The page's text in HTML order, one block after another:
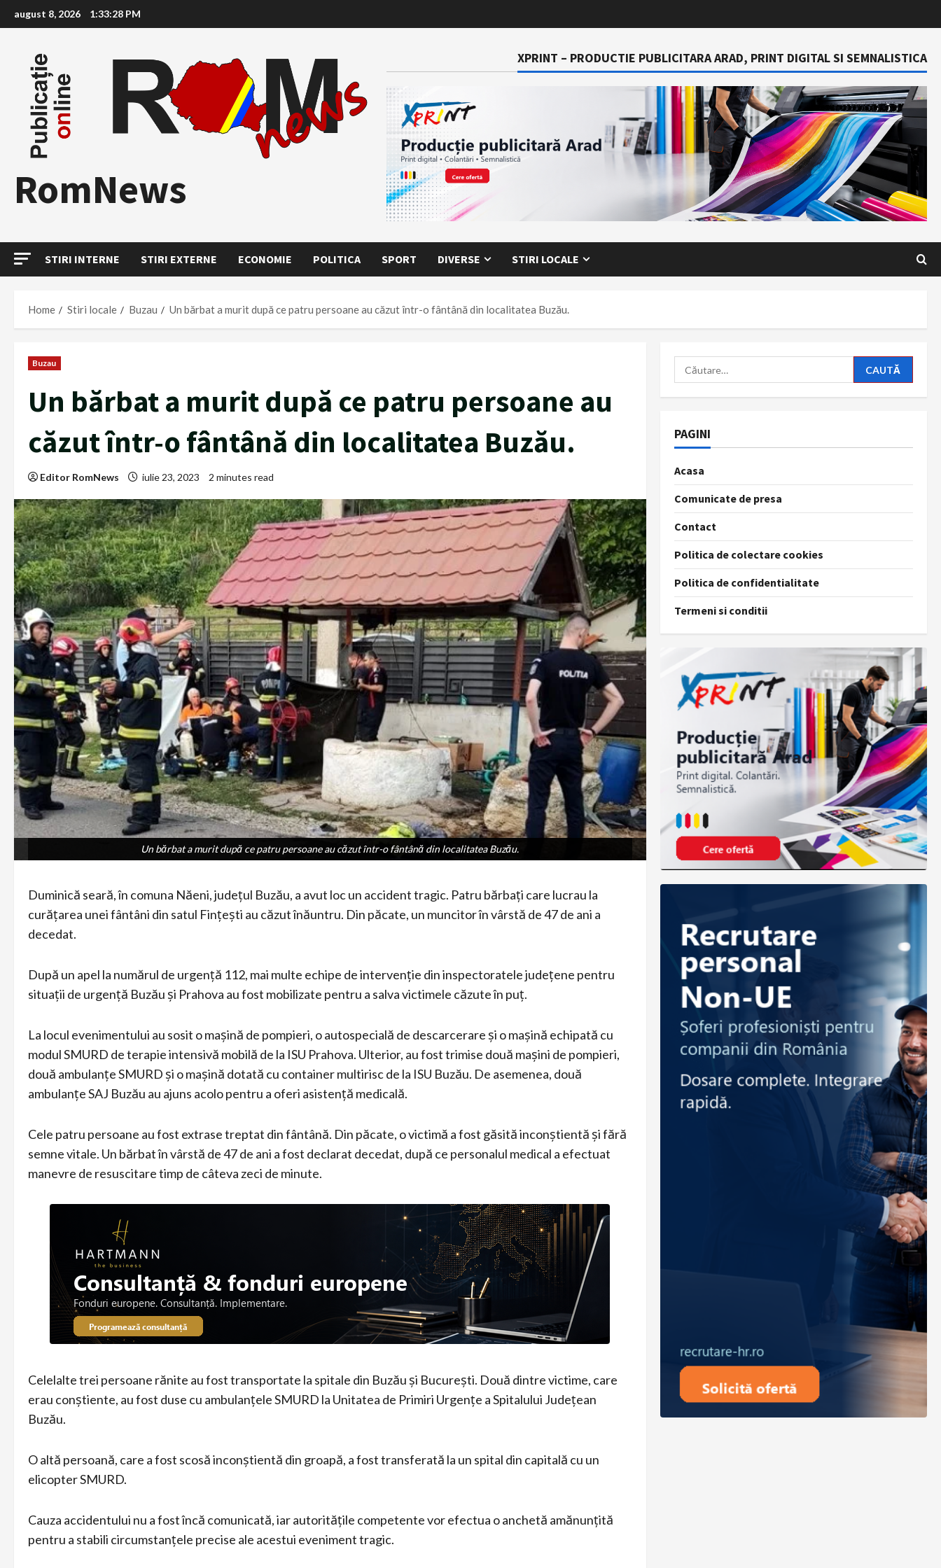
to
august 8, 2026 1:33:30 PM
RomNews
XPRINT – PRODUCTIE PUBLICITARA ARAD, PRINT DIGITAL SI SEMNALISTICA
STIRI INTERNE STIRI EXTERNE ECONOMIE POLITICA SPORT DIVERSE STIRI LOCALE
Home Stiri locale Buzau Un bărbat a murit după ce patru persoane au căzut într-o fântână din localitatea Buzău.
Buzau
Un bărbat a murit după ce patru persoane au
căzut într-o fântână din localitatea Buzău.
Editor RomNews iulie 23, 2023 2 minutes read
Un bărbat a murit după ce patru persoane au căzut într-o fântână din localitatea Buzău.
Un bărbat a murit după ce patru persoane au căzut într-o fântână din localitatea Buzău.
Duminică seară, în comuna Năeni, județul Buzău, a avut loc un accident tragic. Patru bărbați care lucrau la
curățarea unei fântâni din satul Fințești au căzut înăuntru. Din păcate, un muncitor în vârstă de 47 de ani a
decedat.
După un apel la numărul de urgență 112, mai multe echipe de intervenție din inspectoratele județene pentru
situații de urgență Buzău și Prahova au fost mobilizate pentru a salva victimele căzute în puț.
La locul evenimentului au sosit o mașină de pompieri, o autospecială de descarcerare și o mașină echipată cu
modul SMURD de terapie intensivă mobilă de la ISU Prahova. Ulterior, au fost trimise două mașini de pompieri,
două ambulanțe SMURD și o mașină dotată cu container multirisc de la ISU Buzău. De asemenea, două
ambulanțe SAJ Buzău au ajuns acolo pentru a oferi asistență medicală.
Cele patru persoane au fost extrase treptat din fântână. Din păcate, o victimă a fost găsită inconștientă și fără
semne vitale. Un bărbat în vârstă de 47 de ani a fost declarat decedat, după ce personalul medical a efectuat
manevre de resuscitare timp de câteva zeci de minute.
Celelalte trei persoane rănite au fost transportate la spitale din Buzău și București. Două dintre victime, care
erau conștiente, au fost duse cu ambulanțele SMURD la Unitatea de Primiri Urgențe a Spitalului Județean
Buzău.
O altă persoană, care a fost scosă inconștientă din groapă, a fost transferată la un spital din capitală cu un
elicopter SMURD.
Cauza accidentului nu a fost încă comunicată, iar autoritățile competente vor efectua o anchetă amănunțită
pentru a stabili circumstanțele precise ale acestui eveniment tragic.
Caută
după:
PAGINI
Acasa
Comunicate de presa
Contact
Politica de colectare cookies
Politica de confidentialitate
Termeni si conditii